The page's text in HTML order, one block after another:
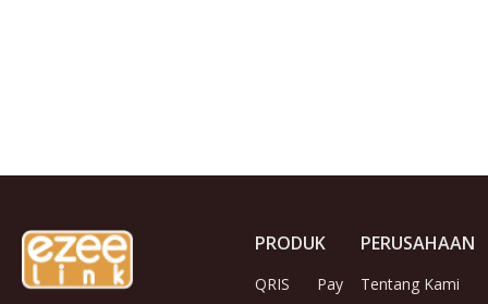
PRODUK
QRIS
Pay
PERUSAHAAN
Tentang Kami